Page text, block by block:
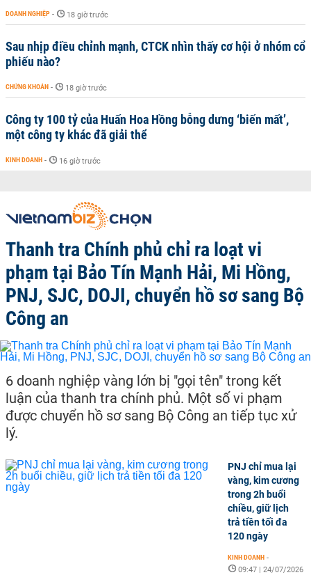
DOANH NGHIỆP - 18 giờ trước
Sau nhịp điều chỉnh mạnh, CTCK nhìn thấy cơ hội ở nhóm cổ
phiếu nào?
CHỨNG KHOÁN - 18 giờ trước
Công ty 100 tỷ của Huấn Hoa Hồng bỗng dưng ‘biến mất’,
một công ty khác đã giải thể
KINH DOANH - 16 giờ trước
Thanh tra Chính phủ chỉ ra loạt vi
phạm tại Bảo Tín Mạnh Hải, Mi Hồng,
PNJ, SJC, DOJI, chuyển hồ sơ sang Bộ
Công an
6 doanh nghiệp vàng lớn bị "gọi tên" trong kết
luận của thanh tra chính phủ. Một số vi phạm
được chuyển hồ sơ sang Bộ Công an tiếp tục xử
lý.
PNJ chỉ mua lại
vàng, kim cương
trong 2h buổi
chiều, giữ lịch
trả tiền tối đa
120 ngày
KINH DOANH -
09:47 | 24/07/2026